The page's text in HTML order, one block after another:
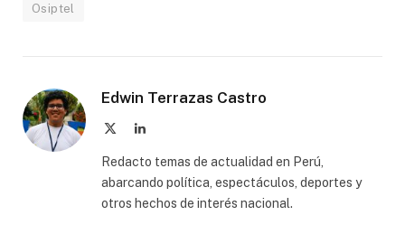
Osiptel
Edwin Terrazas Castro
LinkedIn
Redacto temas de actualidad en Perú,
abarcando política, espectáculos, deportes y
otros hechos de interés nacional.